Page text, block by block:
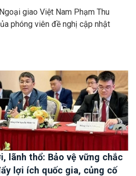
viên Việt Nam trên tàu
giao Việt Nam Phạm Thu
phóng viên đề nghị cập nhật
lãnh thổ: Bảo vệ vững chắc
lợi ích quốc gia, củng cố